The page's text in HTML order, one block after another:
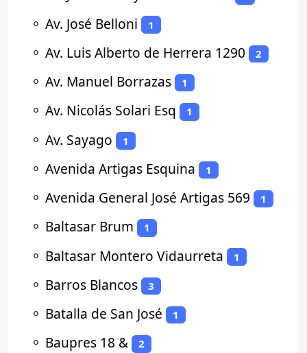
⚬ Av. José Belloni 1
⚬ Av. Luis Alberto de Herrera 1290 2
⚬ Av. Manuel Borrazas 1
⚬ Av. Nicolás Solari Esq 1
⚬ Av. Sayago 1
⚬ Avenida Artigas Esquina 1
⚬ Avenida General José Artigas 569 1
⚬ Baltasar Brum 1
⚬ Baltasar Montero Vidaurreta 1
⚬ Barros Blancos 3
⚬ Batalla de San José 1
⚬ Baupres 18 & 2